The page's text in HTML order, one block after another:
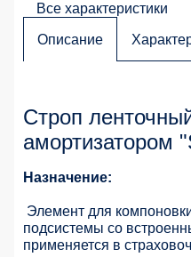
Все характеристики
Описание
Строп
амортизатором
Назначение:
Элемент для
подсистемы со
применяется в